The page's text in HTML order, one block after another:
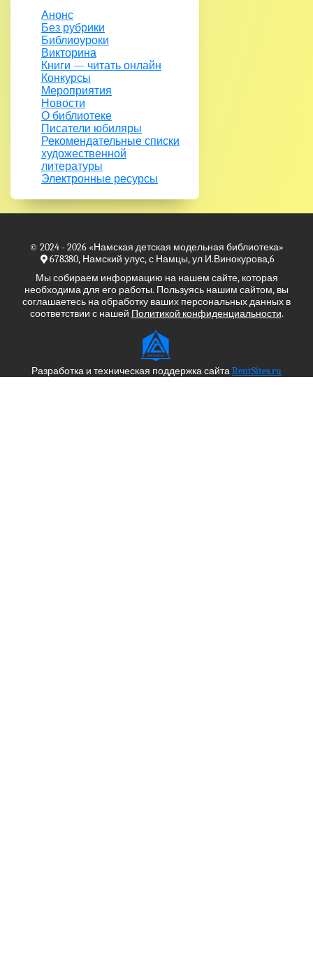
Анонс
Без рубрики
Библиоуроки
Викторина
Книги — читать онлайн
Конкурсы
Мероприятия
Новости
О библиотеке
Писатели юбиляры
Рекомендательные списки
художественной
литературы
Электронные ресурсы
© 2024 - 2026 «Намская детская модельная библиотека»
678380, Намский улус, с Намцы, ул И.Винокурова,6
Мы собираем информацию на нашем сайте, которая
необходима для его работы. Пользуясь нашим сайтом, вы
соглашаетесь на обработку ваших персональных данных в
соответствии с нашей Политикой конфиденциальности.
Разработка и техническая поддержка сайтаRentSites.ru